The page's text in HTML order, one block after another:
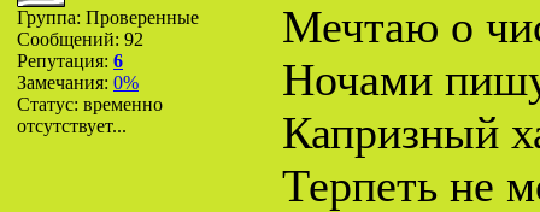
Группа: Проверенные
Сообщений: 92
Репутация: 6
Замечания: 0%
Статус: временно
отсутствует...
Мечтаю о
Ночами
Капризный
Терпеть не